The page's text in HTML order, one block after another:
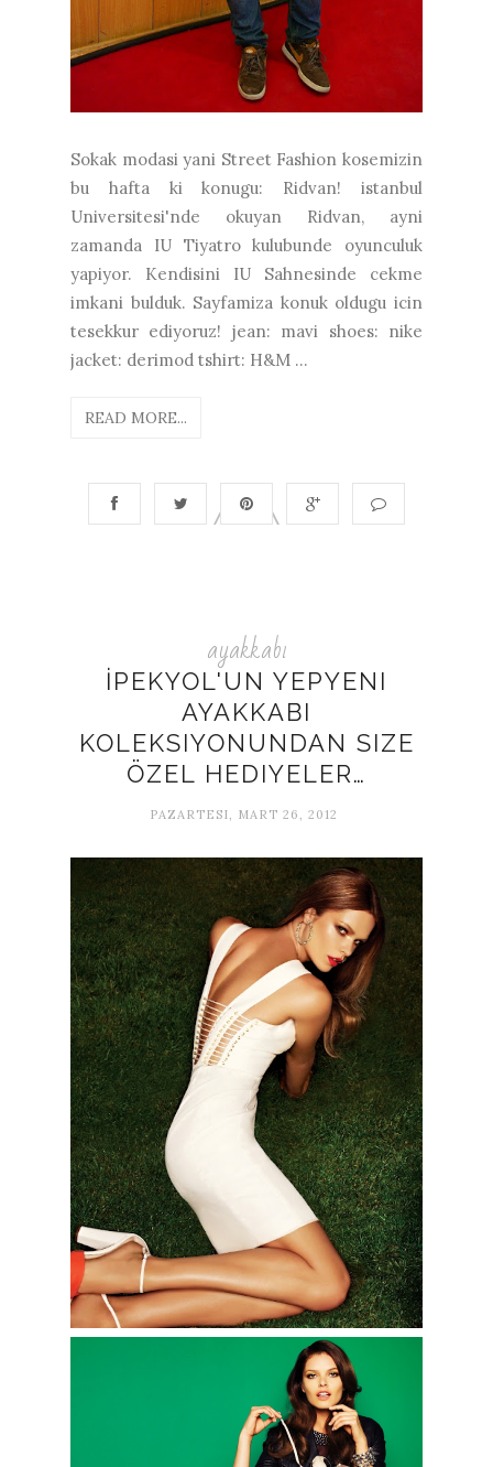
Sokak modasi yani Street Fashion kosemizin
bu hafta ki konugu: Ridvan! istanbul
Universitesi'nde okuyan Ridvan, ayni
zamanda IU Tiyatro kulubunde oyunculuk
yapiyor. Kendisini IU Sahnesinde cekme
imkani bulduk. Sayfamiza konuk oldugu icin
tesekkur ediyoruz! jean: mavi shoes: nike
jacket: derimod tshirt: H&M ...
READ MORE...
ayakkabı
İPEKYOL'UN YEPYENI
AYAKKABI
KOLEKSIYONUNDAN SIZE
ÖZEL HEDIYELER…
PAZARTESI, MART 26, 2012